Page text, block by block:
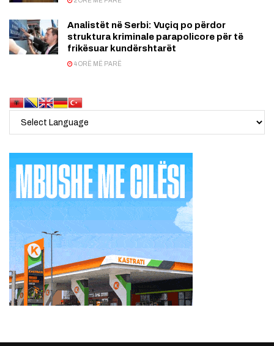
Analistët në Serbi: Vuçiq po përdor
struktura kriminale parapolicore për të
frikësuar kundërshtarët
4 ORË MË PARË